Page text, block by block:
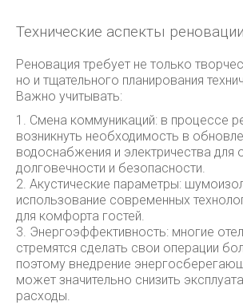
Технические аспекты реновации
Реновация требует не только
но и тщательного планирования
Важно учитывать:
1. Смена коммуникаций: в процессе
возникнуть необходимость в
водоснабжения и электричества для
долговечности и безопасности.
2. Акустические параметры:
использование современных
для комфорта гостей.
3. Энергоэффективность: многие
стремятся сделать свои операции
поэтому внедрение
может значительно снизить
расходы.